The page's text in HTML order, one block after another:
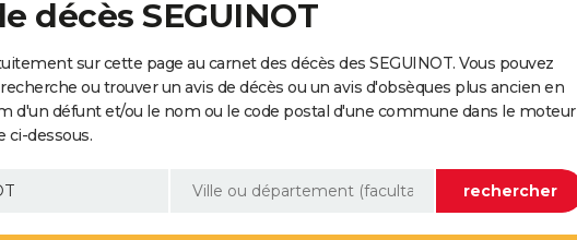
décès SEGUINOT
sur cette page au carnet des décès des SEGUINOT. Vous pouvez
ou trouver un avis de décès ou un avis d'obsèques plus ancien en
d'un défunt et/ou le nom ou le code postal d'une commune dans le moteur
ci-dessous.